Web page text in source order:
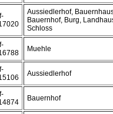
Aussiedlerhof,
Bauernhof, Burg,
Schloss
Muehle
Aussiedlerhof
Bauernhof